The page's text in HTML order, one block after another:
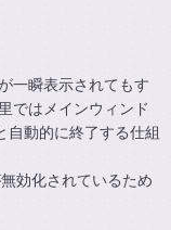
一瞬表示されてもす
ではメインウィンド
自動的に終了する仕組
効化されているため